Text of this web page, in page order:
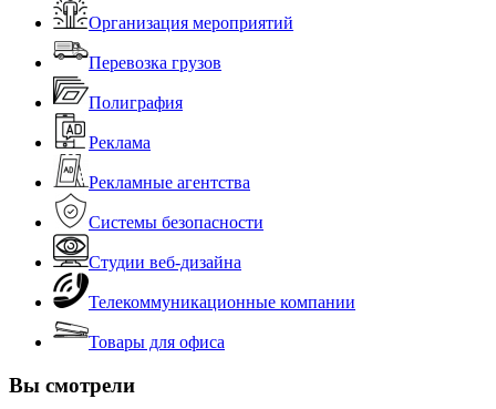
Организация мероприятий
Перевозка грузов
Полиграфия
Реклама
Рекламные агентства
Системы безопасности
Студии веб-дизайна
Телекоммуникационные компании
Товары для офиса
Вы смотрели